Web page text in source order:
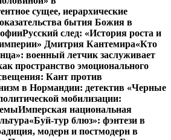
сущее, иерархические
бытия Божия в
Русский след: «История роста и
Дмитрия Кантемира«Кто
военный летчик заслуживает
пространство эмоционального
Кант против
в Нормандии: детектив «Черные
мобилизации:
Имперская национальная
«Буй-тур блюз»: фэнтези в
модерн и постмодерн в